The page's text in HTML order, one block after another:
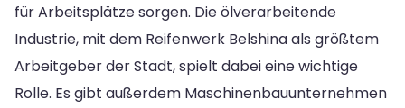
für Arbeitsplätze sorgen. Die ölverarbeitende
Industrie, mit dem Reifenwerk Belshina als größtem
Arbeitgeber der Stadt, spielt dabei eine wichtige
Rolle. Es gibt außerdem Maschinenbauunternehmen